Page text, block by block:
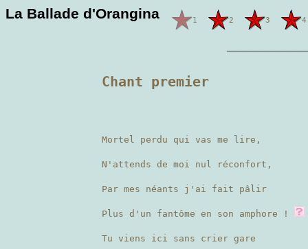
La Ballade d'Orangina 1 2 3 4
Chant premier
Mortel perdu qui vas me lire,
N'attends de moi nul réconfort,
Par mes néants j'ai fait pâlir
Plus d'un fantôme en son amphore !
Tu viens ici sans crier gare